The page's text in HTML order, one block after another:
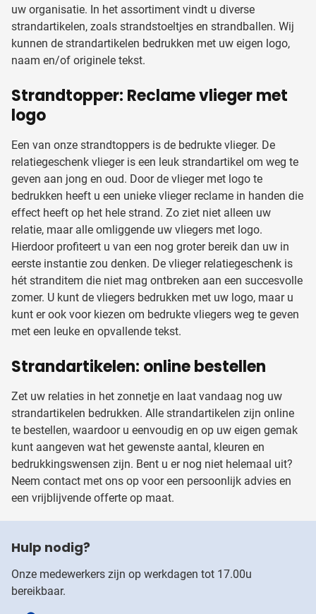
uw organisatie. In het assortiment vindt u diverse
strandartikelen, zoals strandstoeltjes en strandballen. Wij
kunnen de strandartikelen bedrukken met uw eigen logo,
naam en/of originele tekst.
Strandtopper: Reclame vlieger met
logo
Een van onze strandtoppers is de bedrukte vlieger. De
relatiegeschenk vlieger is een leuk strandartikel om weg te
geven aan jong en oud. Door de vlieger met logo te
bedrukken heeft u een unieke vlieger reclame in handen die
effect heeft op het hele strand. Zo ziet niet alleen uw
relatie, maar alle omliggende uw vliegers met logo.
Hierdoor profiteert u van een nog groter bereik dan uw in
eerste instantie zou denken. De vlieger relatiegeschenk is
hét stranditem die niet mag ontbreken aan een succesvolle
zomer. U kunt de vliegers bedrukken met uw logo, maar u
kunt er ook voor kiezen om bedrukte vliegers weg te geven
met een leuke en opvallende tekst.
Strandartikelen: online bestellen
Zet uw relaties in het zonnetje en laat vandaag nog uw
strandartikelen bedrukken. Alle strandartikelen zijn online
te bestellen, waardoor u eenvoudig en op uw eigen gemak
kunt aangeven wat het gewenste aantal, kleuren en
bedrukkingswensen zijn. Bent u er nog niet helemaal uit?
Neem contact met ons op voor een persoonlijk advies en
een vrijblijvende offerte op maat.
Hulp nodig?
Onze medewerkers zijn op werkdagen tot 17.00u
bereikbaar.